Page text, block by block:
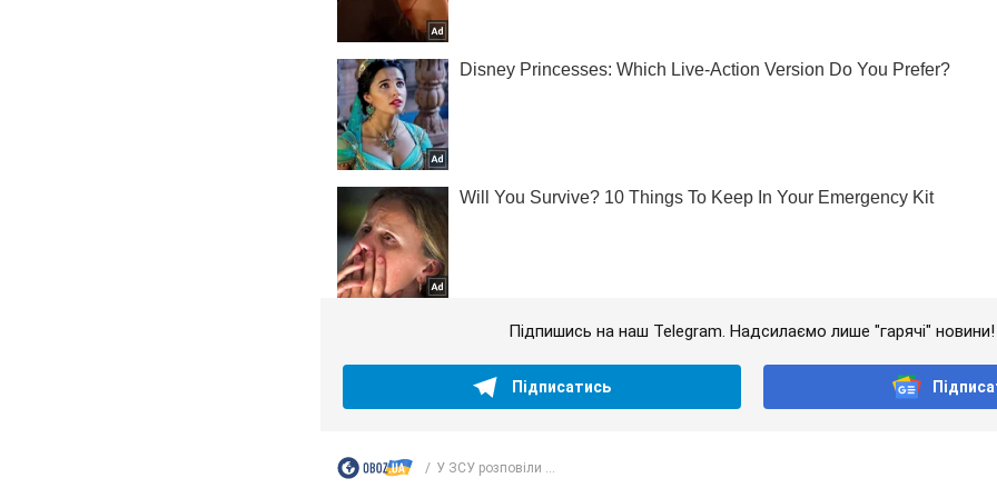
Підпишись на наш Telegram. Надсилаємо лише "гарячі" новини!
Підписатись
У ЗСУ розповіли ...